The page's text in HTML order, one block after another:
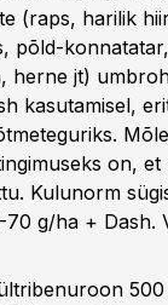
(raps, harilik
põld-
herne jt)
kasutamisel,
on,
Kulunorm
g/ha + Dash.